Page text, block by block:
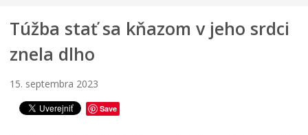
Spravodajstvo
Kultúra
Bezpečnosť
Životné prostredie
Túžba stať sa kňazom v jeho srdci
znela dlho
15. septembra 2023
Save